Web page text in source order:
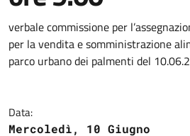
verbale commissione per
per la vendita e somministrazione
parco urbano dei palmenti del
Data:
Mercoledì, 10 Giugno